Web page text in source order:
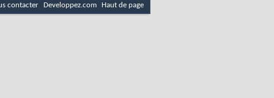
contacter Developpez.com Haut de page